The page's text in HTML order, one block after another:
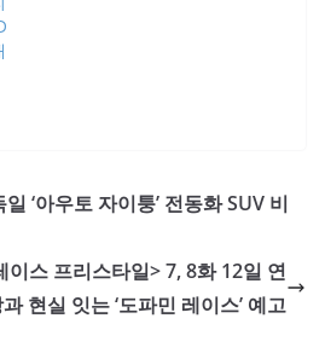
‘아우토 자이퉁’ 전동화 SUV 비
이스 프리스타일> 7, 8화 12일 연
현실 잇는 ‘도파민 레이스’ 예고